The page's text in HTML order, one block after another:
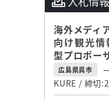
海外メディ
向け観光
型プロポー
広島県呉市
KURE / 締切